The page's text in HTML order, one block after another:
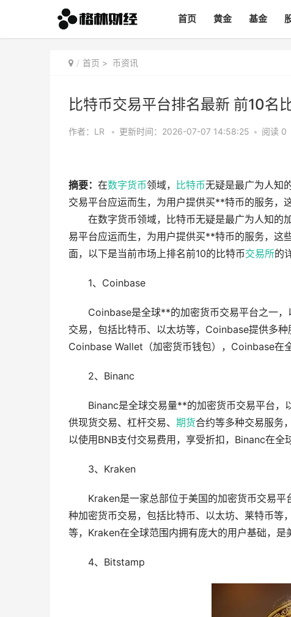
首页 黄金 基金
首页 > 币资讯
比特币交易平台排名最新 前10名
作者：LR • 更新时间：2026-07-07 14:58:25 • 阅读 0
摘要： 在数字货币领域， 比特币无疑是最广为人知
交易平台应运而生，为用户提供买**特币的服务，
在数字货币领域，比特币无疑是最广为人知的
易平台应运而生，为用户提供买**特币的服务，这
面，以下是当前市场上排名前10的比特币交易所的
1、Coinbase
Coinbase是全球**的加密货币交易平台之一
交易，包括比特币、以太坊等，Coinbase提供多
Coinbase Wallet（加密货币钱包），Coinbase在
2、Binanc
Binanc是全球交易量**的加密货币交易平台，
供现货交易、杠杆交易、 期货合约等多种交易服务
以使用BNB支付交易费用，享受折扣，Binanc在全
3、Kraken
Kraken是一家总部位于美国的加密货币交易
种加密货币交易，包括比特币、以太坊、莱特币等
等，Kraken在全球范围内拥有庞大的用户基础，是
4、Bitstamp